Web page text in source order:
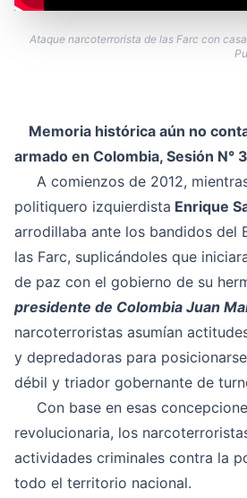
Ataque narcoterrorista de las Farc con
Memoria histórica aún no
armado en Colombia, Sesión N°
A comienzos de 2012,
politiquero izquierdista Enrique
arrodillaba ante los bandidos del
las Farc, suplicándoles que
de paz con el gobierno de su
presidente de Colombia Juan
narcoterroristas asumían
y depredadoras para
débil y triador gobernante de
Con base en esas
revolucionaria, los
actividades criminales contra la
todo el territorio nacional.